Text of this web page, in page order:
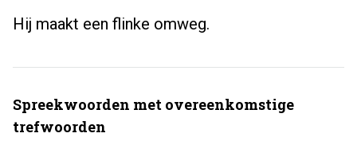
Hij maakt een flinke omweg.
Spreekwoorden met overeenkomstige
trefwoorden